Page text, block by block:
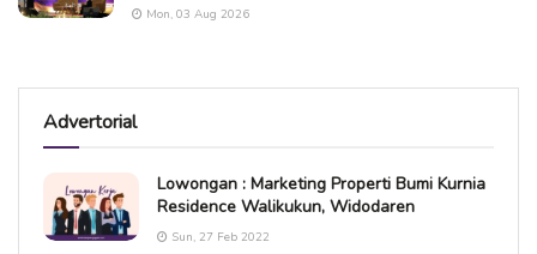
Mon, 03 Aug 2026
Advertorial
Lowongan : Marketing Properti Bumi Kurnia
Residence Walikukun, Widodaren
Sun, 27 Feb 2022